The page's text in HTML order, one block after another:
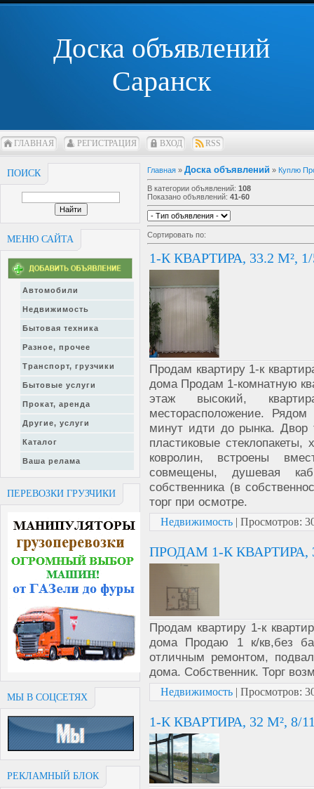
Доска объявлений
Саранск
ГЛАВНАЯ РЕГИСТРАЦИЯ ВХОД RSS
ПОИСК
МЕНЮ САЙТА
Автомобили
Недвижимость
Бытовая техника
Разное, прочее
Транспорт, грузчики
Бытовые услуги
Прокат, аренда
Другие, услуги
Каталог
Ваша релама
ПЕРЕВОЗКИ ГРУЗЧИКИ
МЫ В СОЦСЕТЯХ
РЕКЛАМНЫЙ БЛОК
Главная » Доска объявлений » Куплю
В категории объявлений: 108
Показано объявлений: 41-60
Сортировать по:
1-К КВАРТИРА, 33.2 М²,
Продам квартиру 1-к
дома Продам 1-комнатную
этаж высокий,
месторасположение.
минут идти до рынка. Двор
пластиковые
ковролин, встроены
совмещены, душевая
собственника (в
торг при осмотре.
Недвижимость | Просмотров:
ПРОДАМ 1-К КВАРТИРА,
Продам квартиру 1-к
дома Продаю 1 к/кв,без
отличным ремонтом,
дома. Собственник. Торг
Недвижимость | Просмотров:
1-К КВАРТИРА, 32 М², 8/